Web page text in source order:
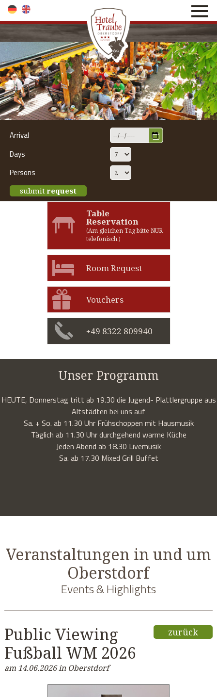
direkt zur Navigation
direkt zum Inhalt
Arrival
Days
Persons
submit request
Unser Programm
HEUTE, Donnerstag tritt ab 19.30 die Jugend- Plattlergruppe aus
Altstädten bei uns auf
Sa. + So. ab 11.30 Uhr Frühschoppen mit Hausmusik
Täglich ab 11.30 Uhr durchgehend warme Küche
Jeden Abend ab 18.30 Livemusik
Sa. ab 17.30 Mixed Grill Buffet
Table
Reservation
(Am gleichen Tag bitte NUR
telefonisch.)
Room Request
Vouchers
+49 8322 809940
Veranstaltungen in und um
Oberstdorf
Events & Highlights
zurück
Public Viewing
Fußball WM 2026
am 14.06.2026 in Oberstdorf